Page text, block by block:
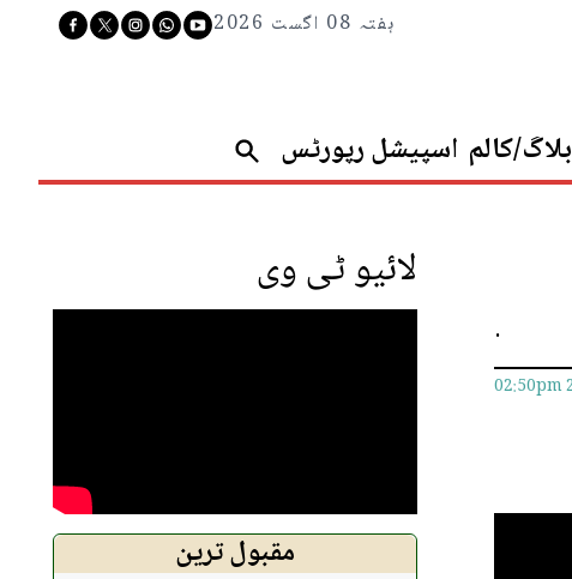
ہفتہ 08 اگست 2026
بلاگ/کالم اسپیشل رپورٹس
.
02:50pm
لائیو ٹی وی
مقبول ترین